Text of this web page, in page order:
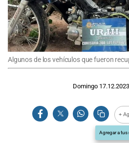
Algunos de los vehículos que fueron
Domingo 17.12.2023
+
Agregar a